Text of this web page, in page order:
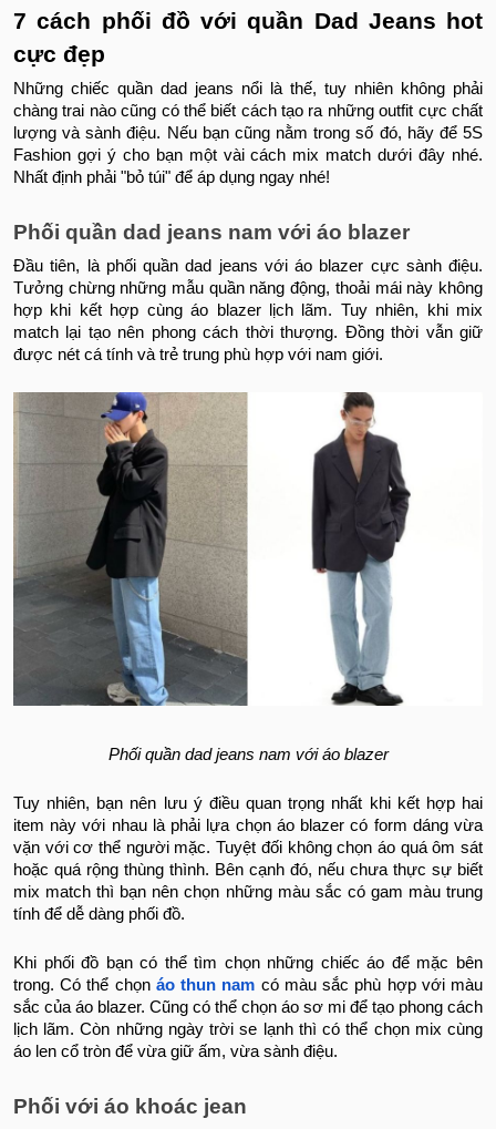
7 cách phối đồ với quần Dad Jeans hot
cực đẹp
Những chiếc quần dad jeans nổi là thế, tuy nhiên không phải
chàng trai nào cũng có thể biết cách tạo ra những outfit cực chất
lượng và sành điệu. Nếu bạn cũng nằm trong số đó, hãy để 5S
Fashion gợi ý cho bạn một vài cách mix match dưới đây nhé.
Nhất định phải "bỏ túi" để áp dụng ngay nhé!
Phối quần dad jeans nam với áo blazer
Đầu tiên, là phối quần dad jeans với áo blazer cực sành điệu.
Tưởng chừng những mẫu quần năng động, thoải mái này không
hợp khi kết hợp cùng áo blazer lịch lãm. Tuy nhiên, khi mix
match lại tạo nên phong cách thời thượng. Đồng thời vẫn giữ
được nét cá tính và trẻ trung phù hợp với nam giới.
Phối quần dad jeans nam với áo blazer
Tuy nhiên, bạn nên lưu ý điều quan trọng nhất khi kết hợp hai
item này với nhau là phải lựa chọn áo blazer có form dáng vừa
vặn với cơ thể người mặc. Tuyệt đối không chọn áo quá ôm sát
hoặc quá rộng thùng thình. Bên cạnh đó, nếu chưa thực sự biết
mix match thì bạn nên chọn những màu sắc có gam màu trung
tính để dễ dàng phối đồ.
Khi phối đồ bạn có thể tìm chọn những chiếc áo để mặc bên
trong. Có thể chọn áo thun nam có màu sắc phù hợp với màu
sắc của áo blazer. Cũng có thể chọn áo sơ mi để tạo phong cách
lịch lãm. Còn những ngày trời se lạnh thì có thể chọn mix cùng
áo len cổ tròn để vừa giữ ấm, vừa sành điệu.
Phối với áo khoác jean